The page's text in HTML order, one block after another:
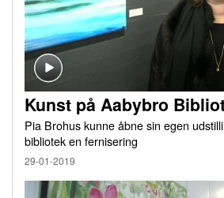
Kunst på Aabybro
Pia Brohus kunne åbne sin egen
bibliotek en fernisering
29-01-2019